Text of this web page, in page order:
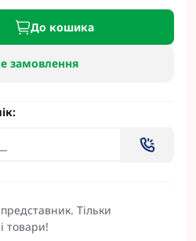
Тільки
товари!
До кошика
замовлення